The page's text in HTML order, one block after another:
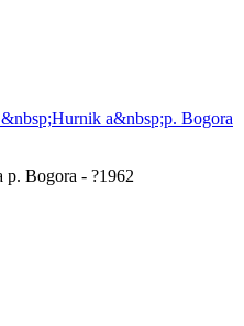
p. Bogora - ?1962